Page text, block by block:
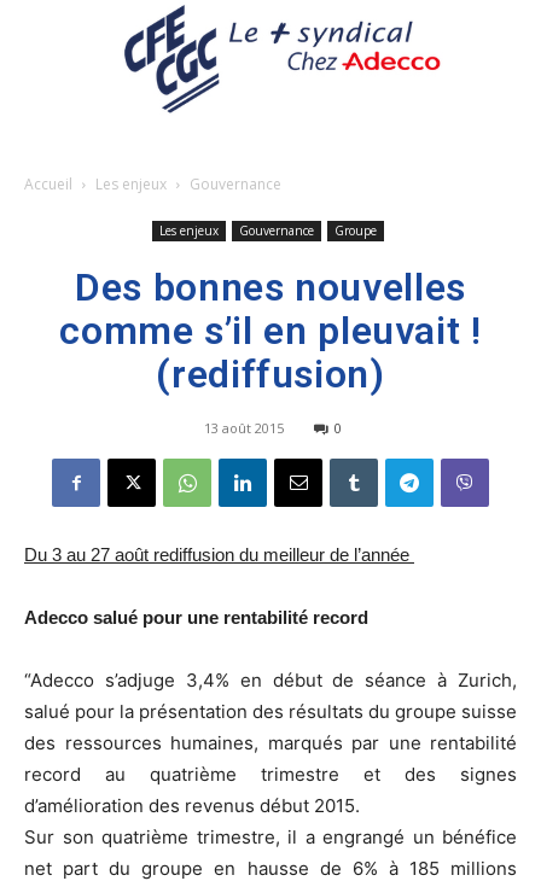
Accueil Les enjeux Gouvernance
Les enjeux Gouvernance Groupe
Des bonnes nouvelles
comme s’il en pleuvait !
(rediffusion)
13 août 2015 0
Du 3 au 27 août rediffusion du meilleur de l’année
Adecco salué pour une rentabilité record
“Adecco s’adjuge 3,4% en début de séance à Zurich,
salué pour la présentation des résultats du groupe suisse
des ressources humaines, marqués par une rentabilité
record au quatrième trimestre et des signes
d’amélioration des revenus début 2015.
Sur son quatrième trimestre, il a engrangé un bénéfice
net part du groupe en hausse de 6% à 185 millions